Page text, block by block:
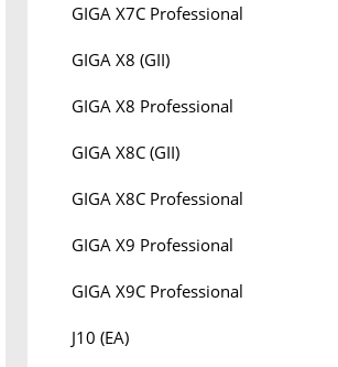
GIGA X7C Professional
GIGA X8 (GII)
GIGA X8 Professional
GIGA X8C (GII)
GIGA X8C Professional
GIGA X9 Professional
GIGA X9C Professional
J10 (EA)